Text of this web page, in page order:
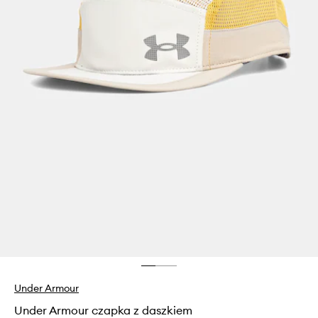
Under Armour
Under Armour czapka z daszkiem